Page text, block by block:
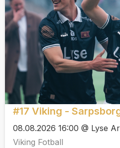
#17 Viking -
08.08.2026 16:00 @ Lyse
Viking Fotball